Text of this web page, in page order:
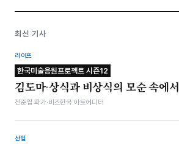
최신 기사
라이프
한국미술응원프로젝트 시즌12
김도마-상식과 비상식의 모순 속에서
전준엽 화가·비즈한국 아트에디터
산업